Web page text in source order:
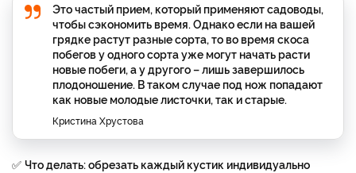
Это частый прием, который применяют садоводы,
чтобы сэкономить время. Однако если на вашей
грядке растут разные сорта, то во время скоса
побегов у одного сорта уже могут начать расти
новые побеги, а у другого – лишь завершилось
плодоношение. В таком случае под нож попадают
как новые молодые листочки, так и старые.
Кристина Хрустова
✅ Что делать: обрезать каждый кустик индивидуально